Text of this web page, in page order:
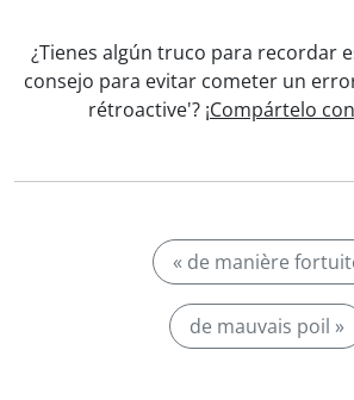
¿Tienes algún truco para recordar
consejo para evitar cometer un
rétroactive'? ¡Compártelo
« de manière
de mauvais poil »